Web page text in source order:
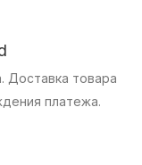
Доставка товара
платежа.